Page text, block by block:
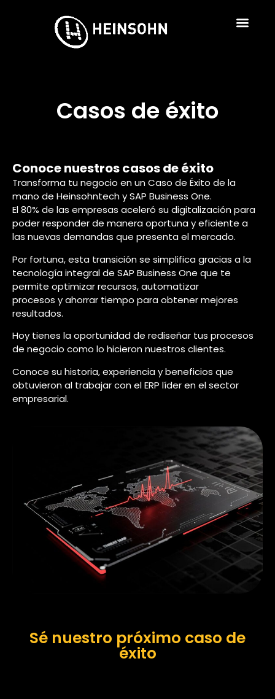
Casos de éxito
Conoce nuestros casos de éxito
Transforma tu negocio en un Caso de Éxito de la
mano de Heinsohntech y SAP Business One.
El 80% de las empresas aceleró su digitalización para
poder responder de manera oportuna y eficiente a
las nuevas demandas que presenta el mercado.
Por fortuna, esta transición se simplifica gracias a la
tecnología integral de SAP Business One que te
permite optimizar recursos, automatizar
procesos y ahorrar tiempo para obtener mejores
resultados.
Hoy tienes la oportunidad de rediseñar tus procesos
de negocio como lo hicieron nuestros clientes.
Conoce su historia, experiencia y beneficios que
obtuvieron al trabajar con el ERP líder en el sector
empresarial.
Sé nuestro próximo caso de
éxito